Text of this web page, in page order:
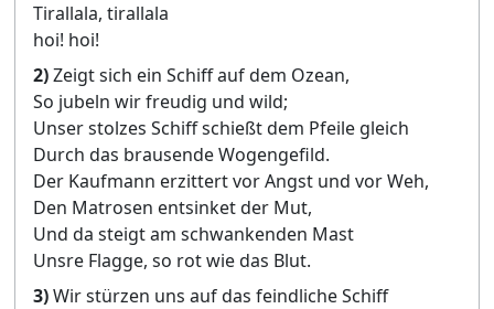
Tirallala, tirallala
hoi! hoi!
2)Zeigt sich ein Schiff auf dem Ozean,
So jubeln wir freudig und wild;
Unser stolzes Schiff schießt dem Pfeile gleich
Durch das brausende Wogengefild.
Der Kaufmann erzittert vor Angst und vor Weh,
Den Matrosen entsinket der Mut,
Und da steigt am schwankenden Mast
Unsre Flagge, so rot wie das Blut.
3)Wir stürzen uns auf das feindliche Schiff